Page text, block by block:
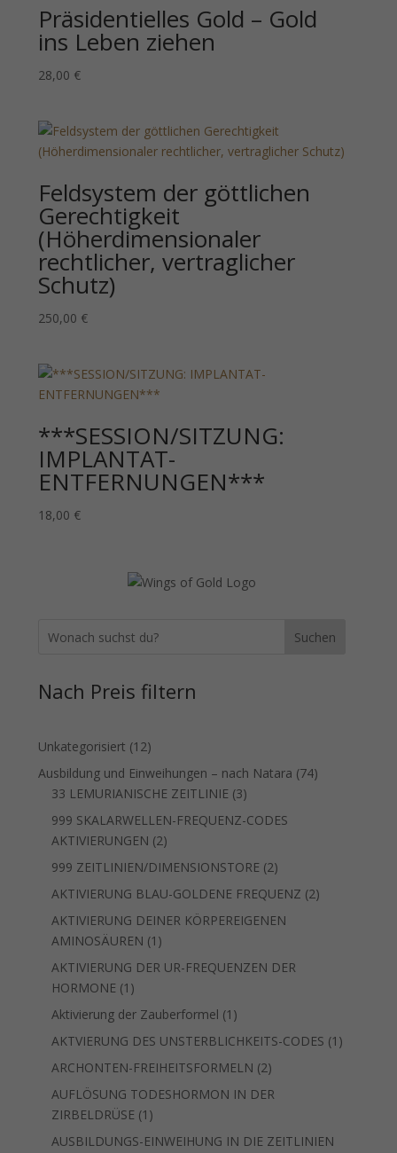
Präsidentielles Gold – Gold
ins Leben ziehen
28,00 €
Feldsystem der göttlichen
Gerechtigkeit
(Höherdimensionaler
rechtlicher, vertraglicher
Schutz)
250,00 €
***SESSION/SITZUNG:
IMPLANTAT-
ENTFERNUNGEN***
18,00 €
Suchen
Nach Preis filtern
Unkategorisiert 1212
Produkte
Ausbildung und Einweihungen – nach Natara 7474
33 LEMURIANISCHE ZEITLINIE 33
Produkte
999 SKALARWELLEN-FREQUENZ-CODES
AKTIVIERUNGEN 22
Produkte
999 ZEITLINIEN/DIMENSIONSTORE 22
Produkte
AKTIVIERUNG BLAU-GOLDENE FREQUENZ 22
AKTIVIERUNG DEINER KÖRPEREIGENEN
AMINOSÄUREN 1 1
Produkt
AKTIVIERUNG DER UR-FREQUENZEN DER
HORMONE 1 1
Produkt
Aktivierung der Zauberformel 1 1
Produkt
AKTVIERUNG DES UNSTERBLICHKEITS-CODES 1 1
ARCHONTEN-FREIHEITSFORMELN 22
Produkte
AUFLÖSUNG TODESHORMON IN DER
ZIRBELDRÜSE 1 1
Produkt
AUSBILDUNGS-EINWEIHUNG IN DIE ZEITLINIEN